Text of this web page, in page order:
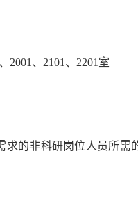
、 2001 、 2101 、 2201 室
求的非科研岗位人员所需